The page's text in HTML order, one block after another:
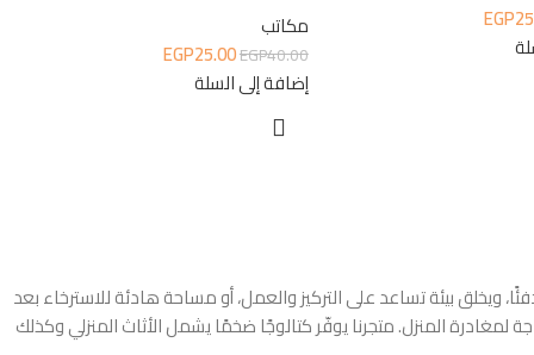
EGP مكاتب
EGP40.00
EGP25.00
إضافة إلى السلة
بيئة تساعد على التركيز والعمل، أو مساحة هادئة للاسترخاء بعد
المنزل. متجرنا يوفّر كتالوجًا ضخمًا يشمل الأثاث المنزلي وكذلك